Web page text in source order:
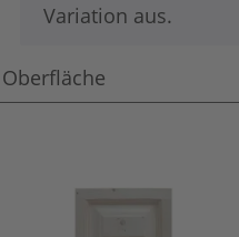
Variation aus.
Oberfläche